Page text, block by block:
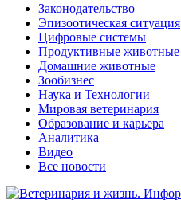
Законодательство
Эпизоотическая ситуация
Цифровые системы
Продуктивные животные
Домашние животные
Зообизнес
Наука и Технологии
Мировая ветеринария
Образование и карьера
Аналитика
Видео
Все новости